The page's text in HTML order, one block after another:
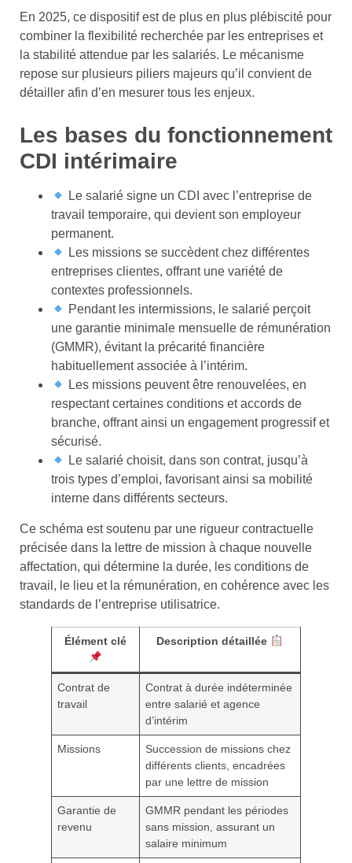
En 2025, ce dispositif est de plus en plus plébiscité pour
combiner la flexibilité recherchée par les entreprises et
la stabilité attendue par les salariés. Le mécanisme
repose sur plusieurs piliers majeurs qu’il convient de
détailler afin d’en mesurer tous les enjeux.
Les bases du fonctionnement
CDI intérimaire
Le salarié signe un CDI avec l’entreprise de
travail temporaire, qui devient son employeur
permanent.
Les missions se succèdent chez différentes
entreprises clientes, offrant une variété de
contextes professionnels.
Pendant les intermissions, le salarié perçoit
une garantie minimale mensuelle de rémunération
(GMMR), évitant la précarité financière
habituellement associée à l’intérim.
Les missions peuvent être renouvelées, en
respectant certaines conditions et accords de
branche, offrant ainsi un engagement progressif et
sécurisé.
Le salarié choisit, dans son contrat, jusqu’à
trois types d’emploi, favorisant ainsi sa mobilité
interne dans différents secteurs.
Ce schéma est soutenu par une rigueur contractuelle
précisée dans la lettre de mission à chaque nouvelle
affectation, qui détermine la durée, les conditions de
travail, le lieu et la rémunération, en cohérence avec les
standards de l’entreprise utilisatrice.
Élément clé Description détaillée
Contrat de
travail
Contrat à durée indéterminée
entre salarié et agence
d’intérim
Missions
Succession de missions chez
différents clients, encadrées
par une lettre de mission
Garantie de
revenu
GMMR pendant les périodes
sans mission, assurant un
salaire minimum